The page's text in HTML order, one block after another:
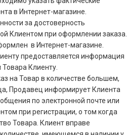
в Интернет-магазине.
за достоверность
Клиентом при оформлении заказа.
в Интернет-магазине.
предоставляется информация
Клиенту.
на Товар в количестве большем,
Продавец информирует Клиента
по электронной почте или
при регистрации, о том когда
Товара. Клиент вправе